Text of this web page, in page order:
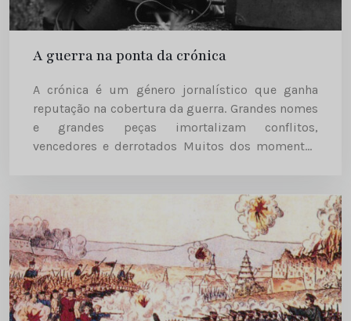
A guerra na ponta da crónica
A crónica é um género jornalístico que ganha
reputação na cobertura da guerra. Grandes nomes
e grandes peças imortalizam conflitos,
vencedores e derrotados Muitos dos momentos